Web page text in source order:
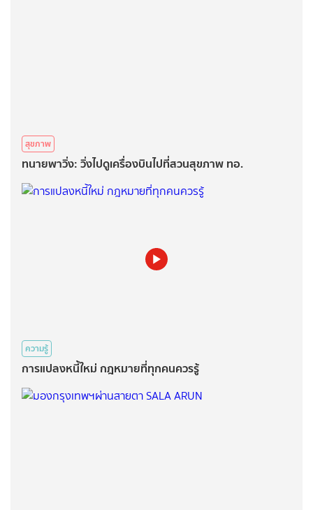
สุขภาพ
ทนายพาวิ่ง: วิ่งไปดูเครื่องบินไปที่สวนสุขภาพ ทอ.
ความรู้
การแปลงหนี้ใหม่ กฎหมายที่ทุกคนควรรู้